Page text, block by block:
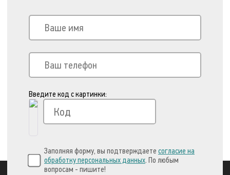
Введите код с картинки:
Заполняя форму, вы подтверждаете согласие на
обработку персональных данных. По любым
вопросам - пишите!